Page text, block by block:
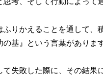
ふりかえることを通して、
の基』という言葉があり
て失敗した際に、その結果